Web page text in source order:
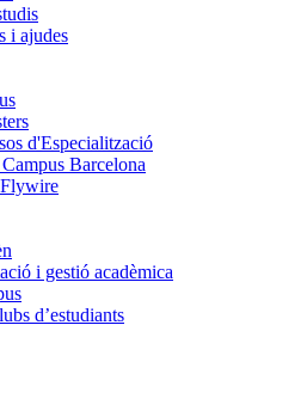
i ajudes
d'Especialització
Barcelona
Flywire
i gestió acadèmica
d’estudiants